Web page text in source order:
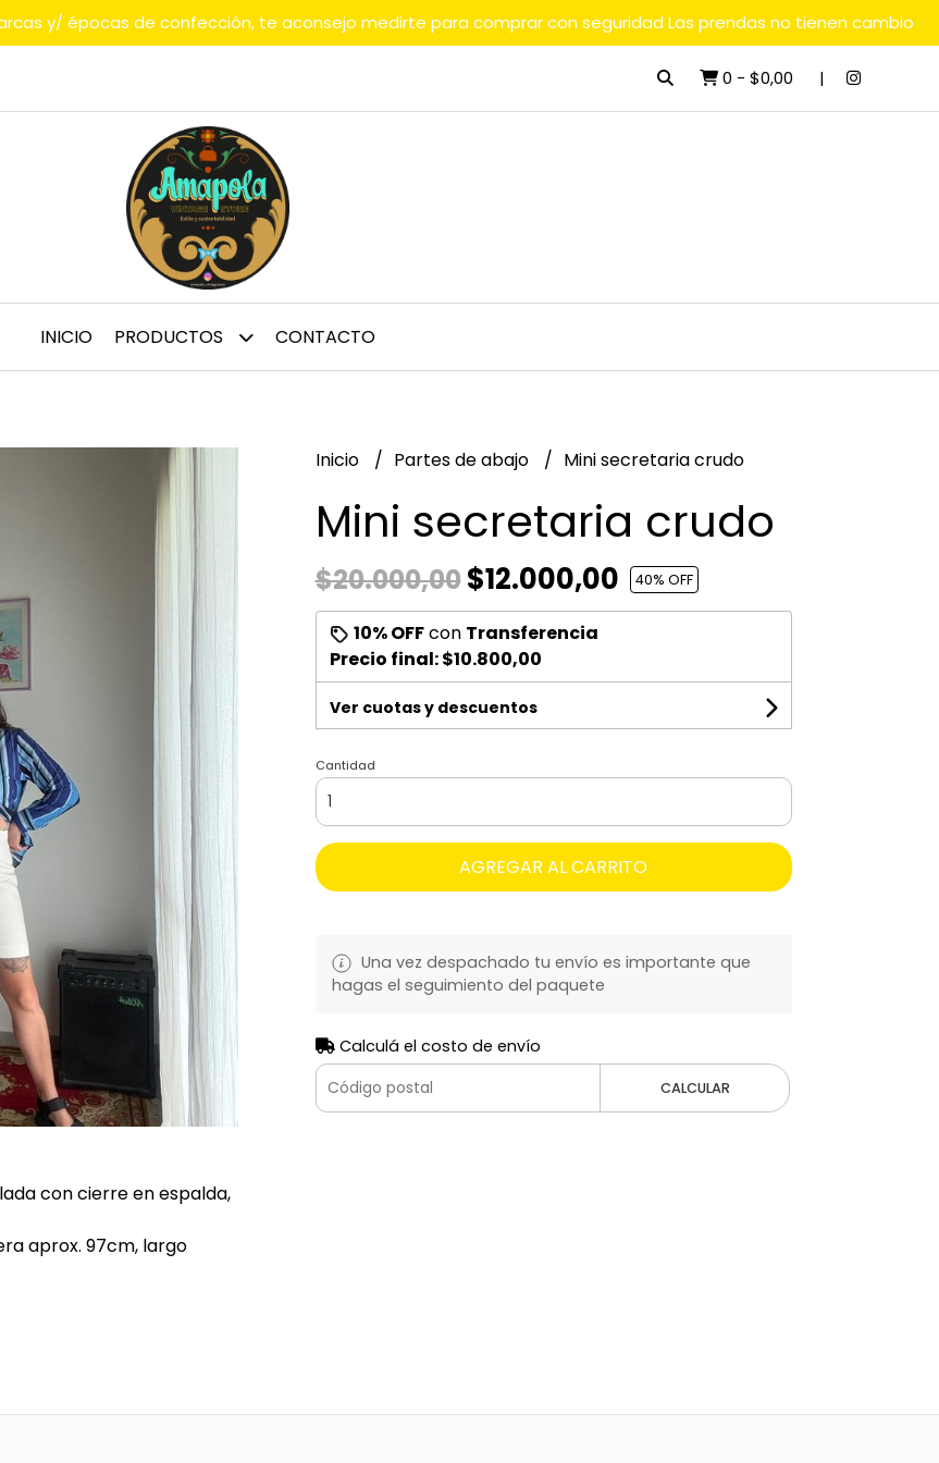
y/ épocas de confección, te aconsejo medirte para comprar con seguridad Las prendas no tienen cambio
0 - $0,00
INICIO PRODUCTOS CONTACTO
con cierre en espalda,
aprox. 97cm, largo
Inicio Partes de abajo Mini secretaria crudo
Mini secretaria crudo
$20.000,00$12.000,00 40% OFF
10% OFFcon Transferencia
Precio final:$10.800,00
Ver cuotas y descuentos
Cantidad
AGREGAR AL CARRITO
Una vez despachado tu envío es importante que
hagas el seguimiento del paquete
Calculá el costo de envío
CALCULAR